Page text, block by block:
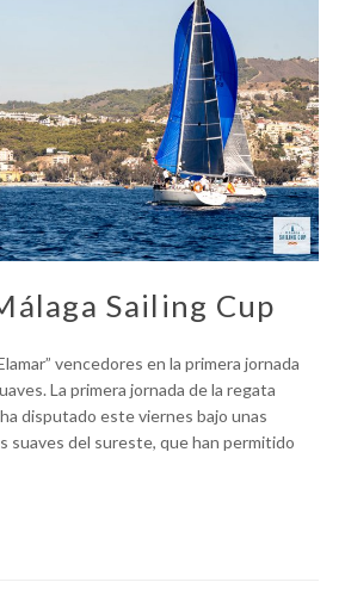
Sailing Cup
vencedores en la primera jornada
La primera jornada de la regata
disputado este viernes bajo unas
suaves del sureste, que han permitido